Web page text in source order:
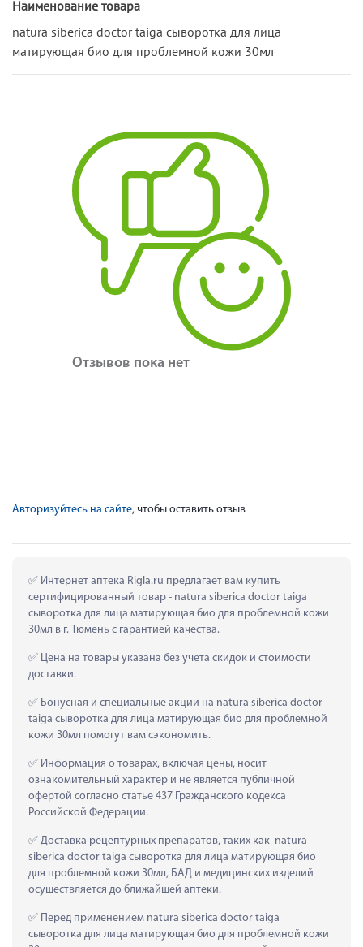
Наименование товара
natura siberica doctor taiga сыворотка для лица
матирующая био для проблемной кожи 30мл
Отзывов пока нет
Авторизуйтесь на сайте, чтобы оставить отзыв
Интернет аптека Rigla.ru предлагает вам купить
сертифицированный товар - natura siberica doctor taiga
сыворотка для лица матирующая био для проблемной кожи
30мл в г. Тюмень с гарантией качества.
Цена на товары указана без учета скидок и стоимости
доставки.
Бонусная и специальные акции на natura siberica doctor
taiga сыворотка для лица матирующая био для проблемной
кожи 30мл помогут вам сэкономить.
Информация о товарах, включая цены, носит
ознакомительный характер и не является публичной
офертой согласно статье 437 Гражданского кодекса
Российской Федерации.
Доставка рецептурных препаратов, таких как  natura
siberica doctor taiga сыворотка для лица матирующая био
для проблемной кожи 30мл, БАД и медицинских изделий
осуществляется до ближайшей аптеки.
Перед применением natura siberica doctor taiga
сыворотка для лица матирующая био для проблемной кожи